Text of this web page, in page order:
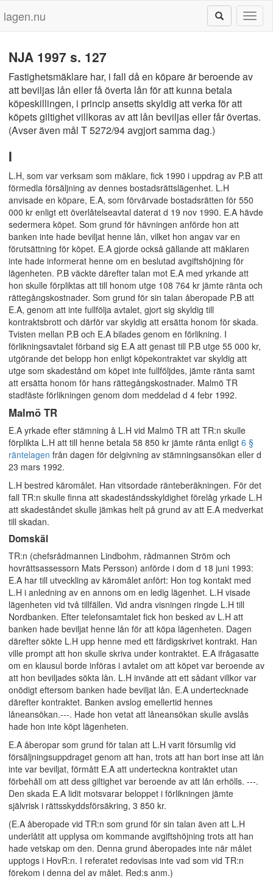
lagen.nu
NJA 1997 s. 127
Fastighetsmäklare har, i fall då en köpare är beroende av
att beviljas lån eller få överta lån för att kunna betala
köpeskillingen, i princip ansetts skyldig att verka för att
köpets giltighet villkoras av att lån beviljas eller får övertas.
(Avser även mål T 5272/94 avgjort samma dag.)
I
L.H, som var verksam som mäklare, fick 1990 i uppdrag av P.B att
förmedla försäljning av dennes bostadsrättslägenhet. L.H
anvisade en köpare, E.A, som förvärvade bostadsrätten för 550
000 kr enligt ett överlåtelseavtal daterat d 19 nov 1990. E.A hävde
sedermera köpet. Som grund för hävningen anförde hon att
banken inte hade beviljat henne lån, vilket hon angav var en
förutsättning för köpet. E.A gjorde också gällande att mäklaren
inte hade informerat henne om en beslutad avgiftshöjning för
lägenheten. P.B väckte därefter talan mot E.A med yrkande att
hon skulle förpliktas att till honom utge 108 764 kr jämte ränta och
rättegångskostnader. Som grund för sin talan åberopade P.B att
E.A, genom att inte fullfölja avtalet, gjort sig skyldig till
kontraktsbrott och därför var skyldig att ersätta honom för skada.
Tvisten mellan P.B och E.A bilades genom en förlikning. I
förlikningsavtalet förband sig E.A att genast till P.B utge 55 000 kr,
utgörande det belopp hon enligt köpekontraktet var skyldig att
utge som skadestånd om köpet inte fullföljdes, jämte ränta samt
att ersätta honom för hans rättegångskostnader. Malmö TR
stadfäste förlikningen genom dom meddelad d 4 febr 1992.
Malmö TR
E.A yrkade efter stämning å L.H vid Malmö TR att TR:n skulle
förplikta L.H att till henne betala 58 850 kr jämte ränta enligt 6 §
räntelagen från dagen för delgivning av stämningsansökan eller d
23 mars 1992.
L.H bestred käromålet. Han vitsordade ränteberäkningen. För det
fall TR:n skulle finna att skadeståndsskyldighet förelåg yrkade L.H
att skadeståndet skulle jämkas helt på grund av att E.A medverkat
till skadan.
Domskäl
TR:n (chefsrådmannen Lindbohm, rådmannen Ström och
hovrättsassessorn Mats Persson) anförde i dom d 18 juni 1993:
E.A har till utveckling av käromålet anfört: Hon tog kontakt med
L.H i anledning av en annons om en ledig lägenhet. L.H visade
lägenheten vid två tillfällen. Vid andra visningen ringde L.H till
Nordbanken. Efter telefonsamtalet fick hon besked av L.H att
banken hade beviljat henne lån för att köpa lägenheten. Dagen
därefter sökte L.H upp henne med ett färdigskrivet kontrakt. Han
ville prompt att hon skulle skriva under kontraktet. E.A ifrågasatte
om en klausul borde införas i avtalet om att köpet var beroende av
att hon beviljades sökta lån. L.H invände att ett sådant villkor var
onödigt eftersom banken hade beviljat lån. E.A undertecknade
därefter kontraktet. Banken avslog emellertid hennes
låneansökan.---. Hade hon vetat att låneansökan skulle avslås
hade hon inte köpt lägenheten.
E.A åberopar som grund för talan att L.H varit försumlig vid
försäljningsuppdraget genom att han, trots att han bort inse att lån
inte var beviljat, förmått E.A att underteckna kontraktet utan
förbehåll om att dess giltighet var beroende av att lån erhölls. ---.
Den skada E.A lidit motsvarar beloppet i förlikningen jämte
självrisk i rättsskyddsförsäkring, 3 850 kr.
(E.A åberopade vid TR:n som grund för sin talan även att L.H
underlåtit att upplysa om kommande avgiftshöjning trots att han
hade vetskap om den. Denna grund åberopades inte när målet
upptogs i HovR:n. I referatet redovisas inte vad som vid TR:n
förekom i denna del av målet. Red:s anm.)